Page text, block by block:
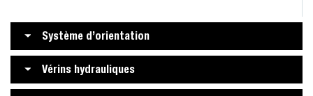
Système d’orientation
Vérins hydrauliques